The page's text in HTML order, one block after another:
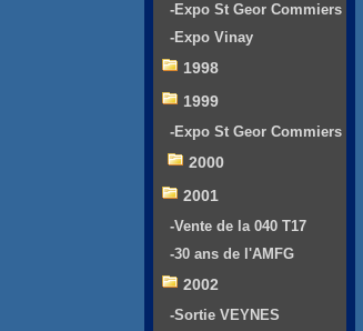
-Expo St Geor Commiers
-Expo Vinay
1998
1999
-Expo St Geor Commiers
2000
2001
-Vente de la 040 T17
-30 ans de l'AMFG
2002
-Sortie VEYNES